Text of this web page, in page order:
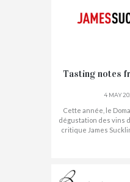
Tasting notes
4 MAY
Cette année, le
dégustation des vins
critique James